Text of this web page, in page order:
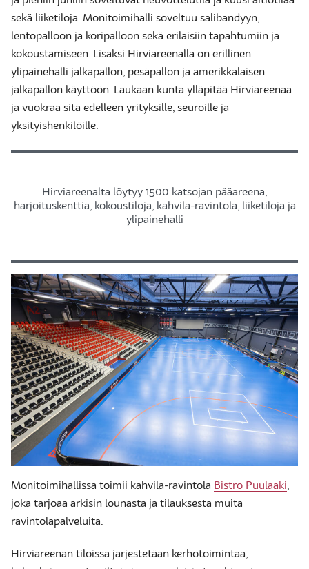
sekä liiketiloja. Monitoimihalli soveltuu salibandyyn,
lentopalloon ja koripalloon sekä erilaisiin tapahtumiin ja
kokoustamiseen. Lisäksi Hirviareenalla on erillinen
ylipainehalli jalkapallon, pesäpallon ja amerikkalaisen
jalkapallon käyttöön. Laukaan kunta ylläpitää Hirviareenaa
ja vuokraa sitä edelleen yrityksille, seuroille ja
yksityishenkilöille.
Hirviareenalta löytyy 1500 katsojan pääareena,
harjoituskenttiä, kokoustiloja, kahvila-ravintola, liiketiloja ja
ylipainehalli
Monitoimihallissa toimii kahvila-ravintola Bistro Puulaaki,
joka tarjoaa arkisin lounasta ja tilauksesta muita
ravintolapalveluita.
Hirviareenan tiloissa järjestetään kerhotoimintaa,